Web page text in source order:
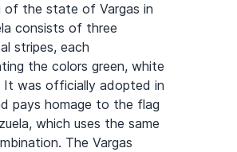
of the state of Vargas in
consists of three
stripes, each
the colors green, white
It was officially adopted in
pays homage to the flag
which uses the same
The Vargas